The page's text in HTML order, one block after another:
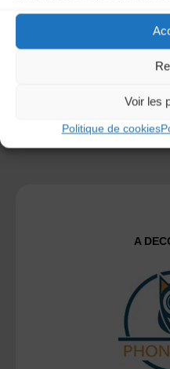
Voir les
Politique de cookies
Ce site utilise Akismet pour
savoir plus sur la façon
A